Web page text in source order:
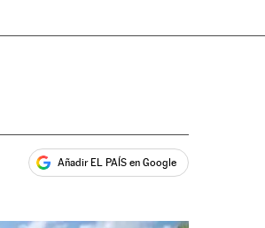
Añadir EL PAÍS en Google